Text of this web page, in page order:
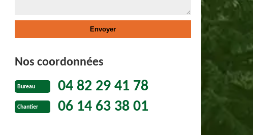
Nos coordonnées
Bureau 04 82 29 41 78
Chantier 06 14 63 38 01